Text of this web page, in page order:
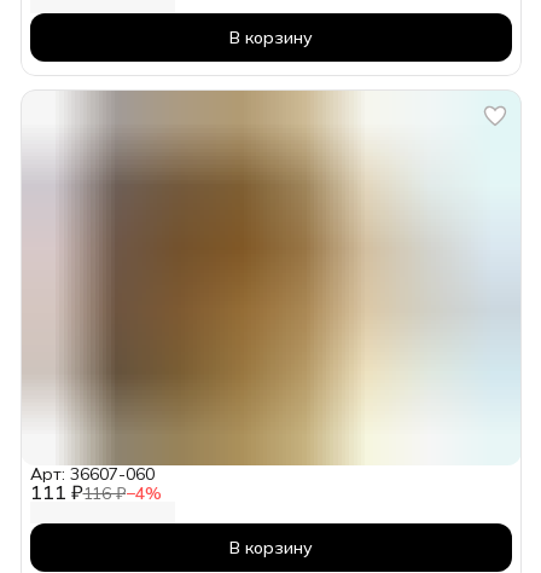
В корзину
111 ₽116 ₽−4%
Арт: 36607-060
В корзину